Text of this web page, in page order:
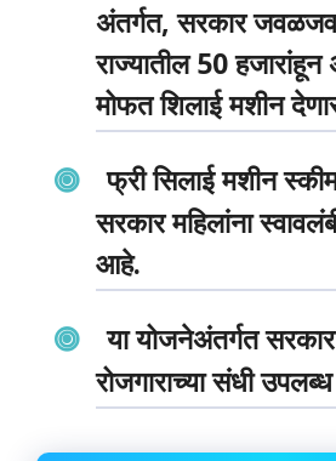
अंतर्गत, सरकार
राज्यातील 50
मोफत शिलाई मशीन
फ्री सिलाई मशीन
सरकार महिलांना
आहे.
या योजनेअंतर्गत सरकार
रोजगाराच्या संधी